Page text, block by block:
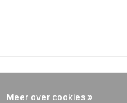
Meer over cookies »